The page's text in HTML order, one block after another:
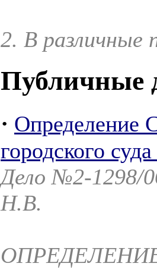
2. В различные
Публичные
· Определение
городского
Дело №2-1298/
Н.В.